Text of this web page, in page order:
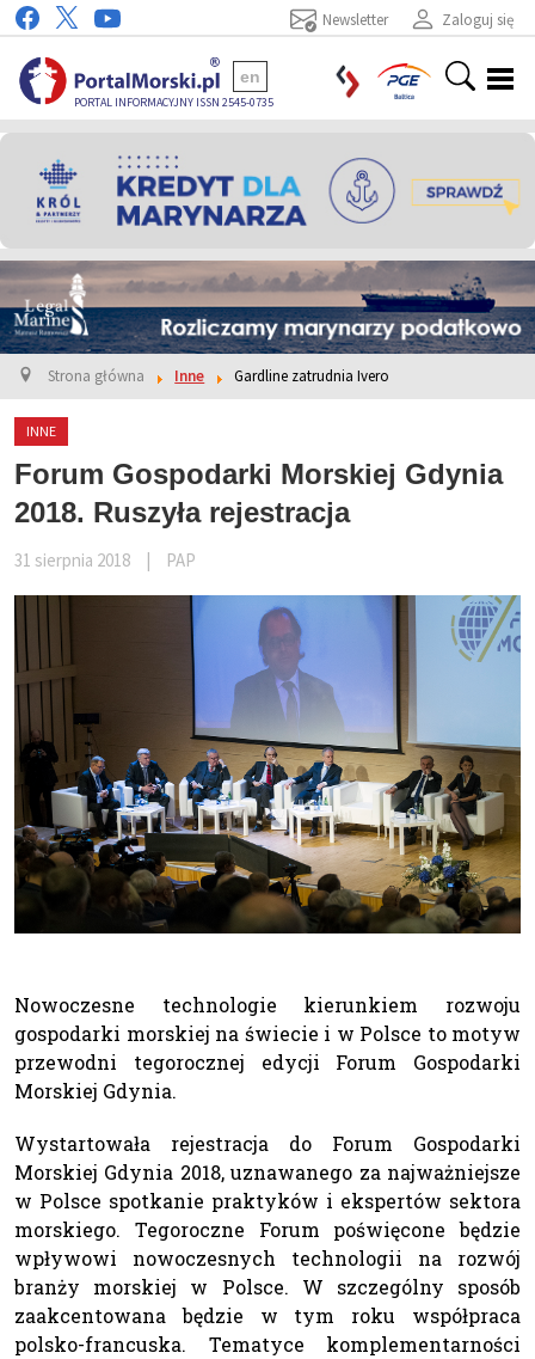
Zaloguj się
Newsletter
PORTAL INFORMACYJNY ISSN 2545-0735
en
Strona główna Inne Gardline zatrudnia Ivero
INNE
Forum Gospodarki Morskiej Gdynia
2018. Ruszyła rejestracja
31 sierpnia 2018 PAP
Nowoczesne technologie kierunkiem rozwoju
gospodarki morskiej na świecie i w Polsce to motyw
przewodni tegorocznej edycji Forum Gospodarki
Morskiej Gdynia.
Wystartowała rejestracja do Forum Gospodarki
Morskiej Gdynia 2018, uznawanego za najważniejsze
w Polsce spotkanie praktyków i ekspertów sektora
morskiego. Tegoroczne Forum poświęcone będzie
wpływowi nowoczesnych technologii na rozwój
branży morskiej w Polsce. W szczególny sposób
zaakcentowana będzie w tym roku współpraca
polsko-francuska. Tematyce komplementarności